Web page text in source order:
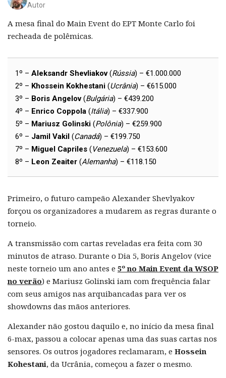
Autor
A mesa final do Main Event do EPT Monte Carlo foi
recheada de polêmicas.
1º – Aleksandr Shevliakov(Rússia) – €1.000.000
2º – Khossein Kokhestani (Ucrânia) – €615.000
3º – Boris Angelov(Bulgária) – €439.200
4º – Enrico Coppola (Itália) – €337.900
5º – Mariusz Golinski (Polônia) – €259.900
6º – Jamil Vakil (Canadá) – €199.750
7º – Miguel Capriles (Venezuela) – €153.600
8º – Leon Zeaiter (Alemanha) – €118.150
Primeiro, o futuro campeão Alexander Shevlyakov
forçou os organizadores a mudarem as regras durante o
torneio.
A transmissão com cartas reveladas era feita com 30
minutos de atraso. Durante o Dia 5, Boris Angelov (vice
neste torneio um ano antes e 5º no Main Event da WSOP
no verão) e Mariusz Golinski iam com frequência falar
com seus amigos nas arquibancadas para ver os
showdowns das mãos anteriores.
Alexander não gostou daquilo e, no início da mesa final
6-max, passou a colocar apenas uma das suas cartas nos
sensores. Os outros jogadores reclamaram, e Hossein
Kohestani, da Ucrânia, começou a fazer o mesmo.